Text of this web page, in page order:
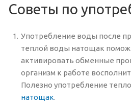
Советы по
Употребление воды после
теплой воды натощак
активировать обменные
организм к работе
Полезно употребление
натощак.